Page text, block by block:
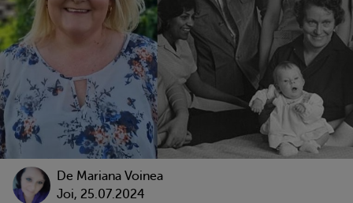
De Mariana Voinea
Joi, 25.07.2024